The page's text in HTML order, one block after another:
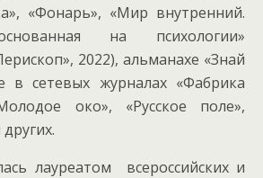
«Фонарь», «Мир внутренний.
на психологии»
2022), альманахе «Знай
в сетевых журналах «Фабрика
око», «Русское поле»,
лауреатом всероссийских и